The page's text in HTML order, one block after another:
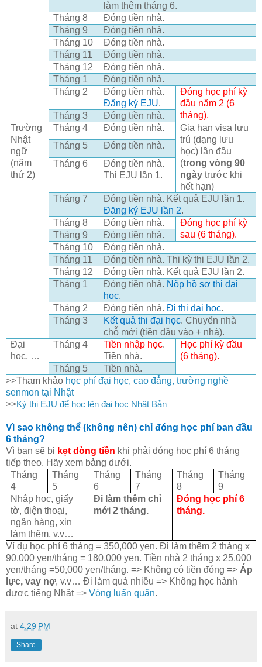
làm thêm tháng 6.
Tháng 8
Đóng tiền nhà.
Tháng 9
Đóng tiền nhà.
Tháng 10
Đóng tiền nhà.
Tháng 11
Đóng tiền nhà.
Tháng 12
Đóng tiền nhà.
Tháng 1
Đóng tiền nhà.
Tháng 2
Đóng tiền nhà.
Đăng ký EJU.
Đóng học phí kỳ
đầu năm 2 (6
tháng).
Tháng 3
Đóng tiền nhà.
Trường
Nhật
ngữ
(năm
thứ 2)
Tháng 4 Đóng tiền nhà.
Gia hạn visa lưu
trú (dạng lưu
học) lần đầu
(trong vòng 90
ngày trước khi
hết hạn)
Tháng 5
Đóng tiền nhà.
Tháng 6
Đóng tiền nhà.
Thi EJU lần 1.
Tháng 7
Đóng tiền nhà. Kết quả EJU lần 1.
Đăng ký EJU lần 2.
Tháng 8
Đóng tiền nhà.
Đóng học phí kỳ
sau (6 tháng).
Tháng 9
Đóng tiền nhà.
Tháng 10
Đóng tiền nhà.
Tháng 11
Đóng tiền nhà. Thi kỳ thi EJU lần 2.
Tháng 12
Đóng tiền nhà. Kết quả EJU lần 2.
Tháng 1
Đóng tiền nhà. Nộp hồ sơ thi đại
học.
Tháng 2
Đóng tiền nhà.Đi thi đại học.
Tháng 3
Kết quả thi đại học. Chuyển nhà
chỗ mới (tiền đầu vào + nhà).
Đại
học, …
Tháng 4 Tiền nhập học.
Tiền nhà.
Học phí kỳ đầu
(6 tháng).
Tháng 5
Tiền nhà.
>>Tham khảo học phí đại học, cao đẳng, trường nghề
senmon tại Nhật
>>Kỳ thi EJU để học lên đại học Nhật Bản
Vì sao không thể (không nên) chỉ đóng học phí ban đầu
6 tháng?
Vì bạn sẽ bị kẹt dòng tiền khi phải đóng học phí 6 tháng
tiếp theo. Hãy xem bảng dưới.
Tháng
4
Tháng
5
Tháng
6
Tháng
7
Tháng
8
Tháng
9
Nhập học, giấy
tờ, điện thoại,
ngân hàng, xin
làm thêm, v.v…
Đi làm thêm chỉ
mới 2 tháng.
Đóng học phí 6
tháng.
Ví dụ học phí 6 tháng = 350,000 yen. Đi làm thêm 2 tháng x
90,000 yen/tháng = 180,000 yen. Tiền nhà 2 tháng x 25,000
yen/tháng =50,000 yen/tháng. => Không có tiền đóng => Áp
lực, vay nợ, v.v… Đi làm quá nhiều => Không học hành
được tiếng Nhật => Vòng luẩn quẩn.
at 4:29 PM
Share